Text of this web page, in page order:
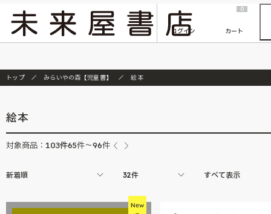
『ONE PIECE magazine 021 ONE PIECEカード付き同梱版』発売延期のご案内
ログイン
0
カート
トップ みらいやの森【児童書】 絵本
絵本
対象商品： 103件65件～96件
新着順 32件 すべて表示